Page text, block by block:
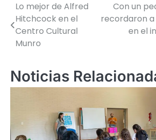
Navegación
de
entradas
Lo mejor de Alfred
Hitchcock en el
Centro Cultural
Munro
Con un
recordaron a
en el
Noticias